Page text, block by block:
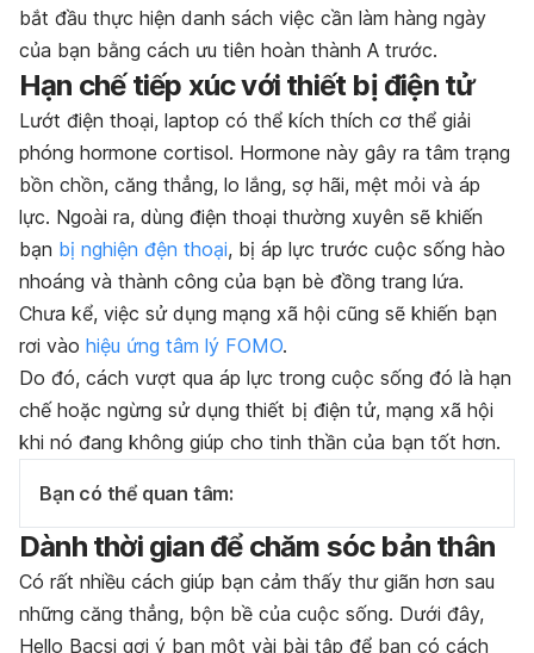
bắt đầu thực hiện danh sách việc cần làm hàng ngày
của bạn bằng cách ưu tiên hoàn thành A trước.
Hạn chế tiếp xúc với thiết bị điện tử
Lướt điện thoại, laptop có thể kích thích cơ thể giải
phóng hormone cortisol. Hormone này gây ra tâm trạng
bồn chồn, căng thẳng, lo lắng, sợ hãi, mệt mỏi và áp
lực. Ngoài ra, dùng điện thoại thường xuyên sẽ khiến
bạn bị nghiện đện thoại, bị áp lực trước cuộc sống hào
nhoáng và thành công của bạn bè đồng trang lứa.
Chưa kể, việc sử dụng mạng xã hội cũng sẽ khiến bạn
rơi vào hiệu ứng tâm lý FOMO.
Do đó, cách vượt qua áp lực trong cuộc sống đó là hạn
chế hoặc ngừng sử dụng thiết bị điện tử, mạng xã hội
khi nó đang không giúp cho tinh thần của bạn tốt hơn.
Bạn có thể quan tâm:
Dành thời gian để chăm sóc bản thân
Có rất nhiều cách giúp bạn cảm thấy thư giãn hơn sau
những căng thẳng, bộn bề của cuộc sống. Dưới đây,
Hello Bacsi gợi ý bạn một vài bài tập để bạn có cách